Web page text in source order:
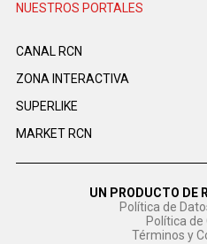
NUESTROS PORTALES
CANAL RCN
ZONA INTERACTIVA
SUPERLIKE
MARKET RCN
UN PRODUCTO DE
Política de
Política de
Términos y